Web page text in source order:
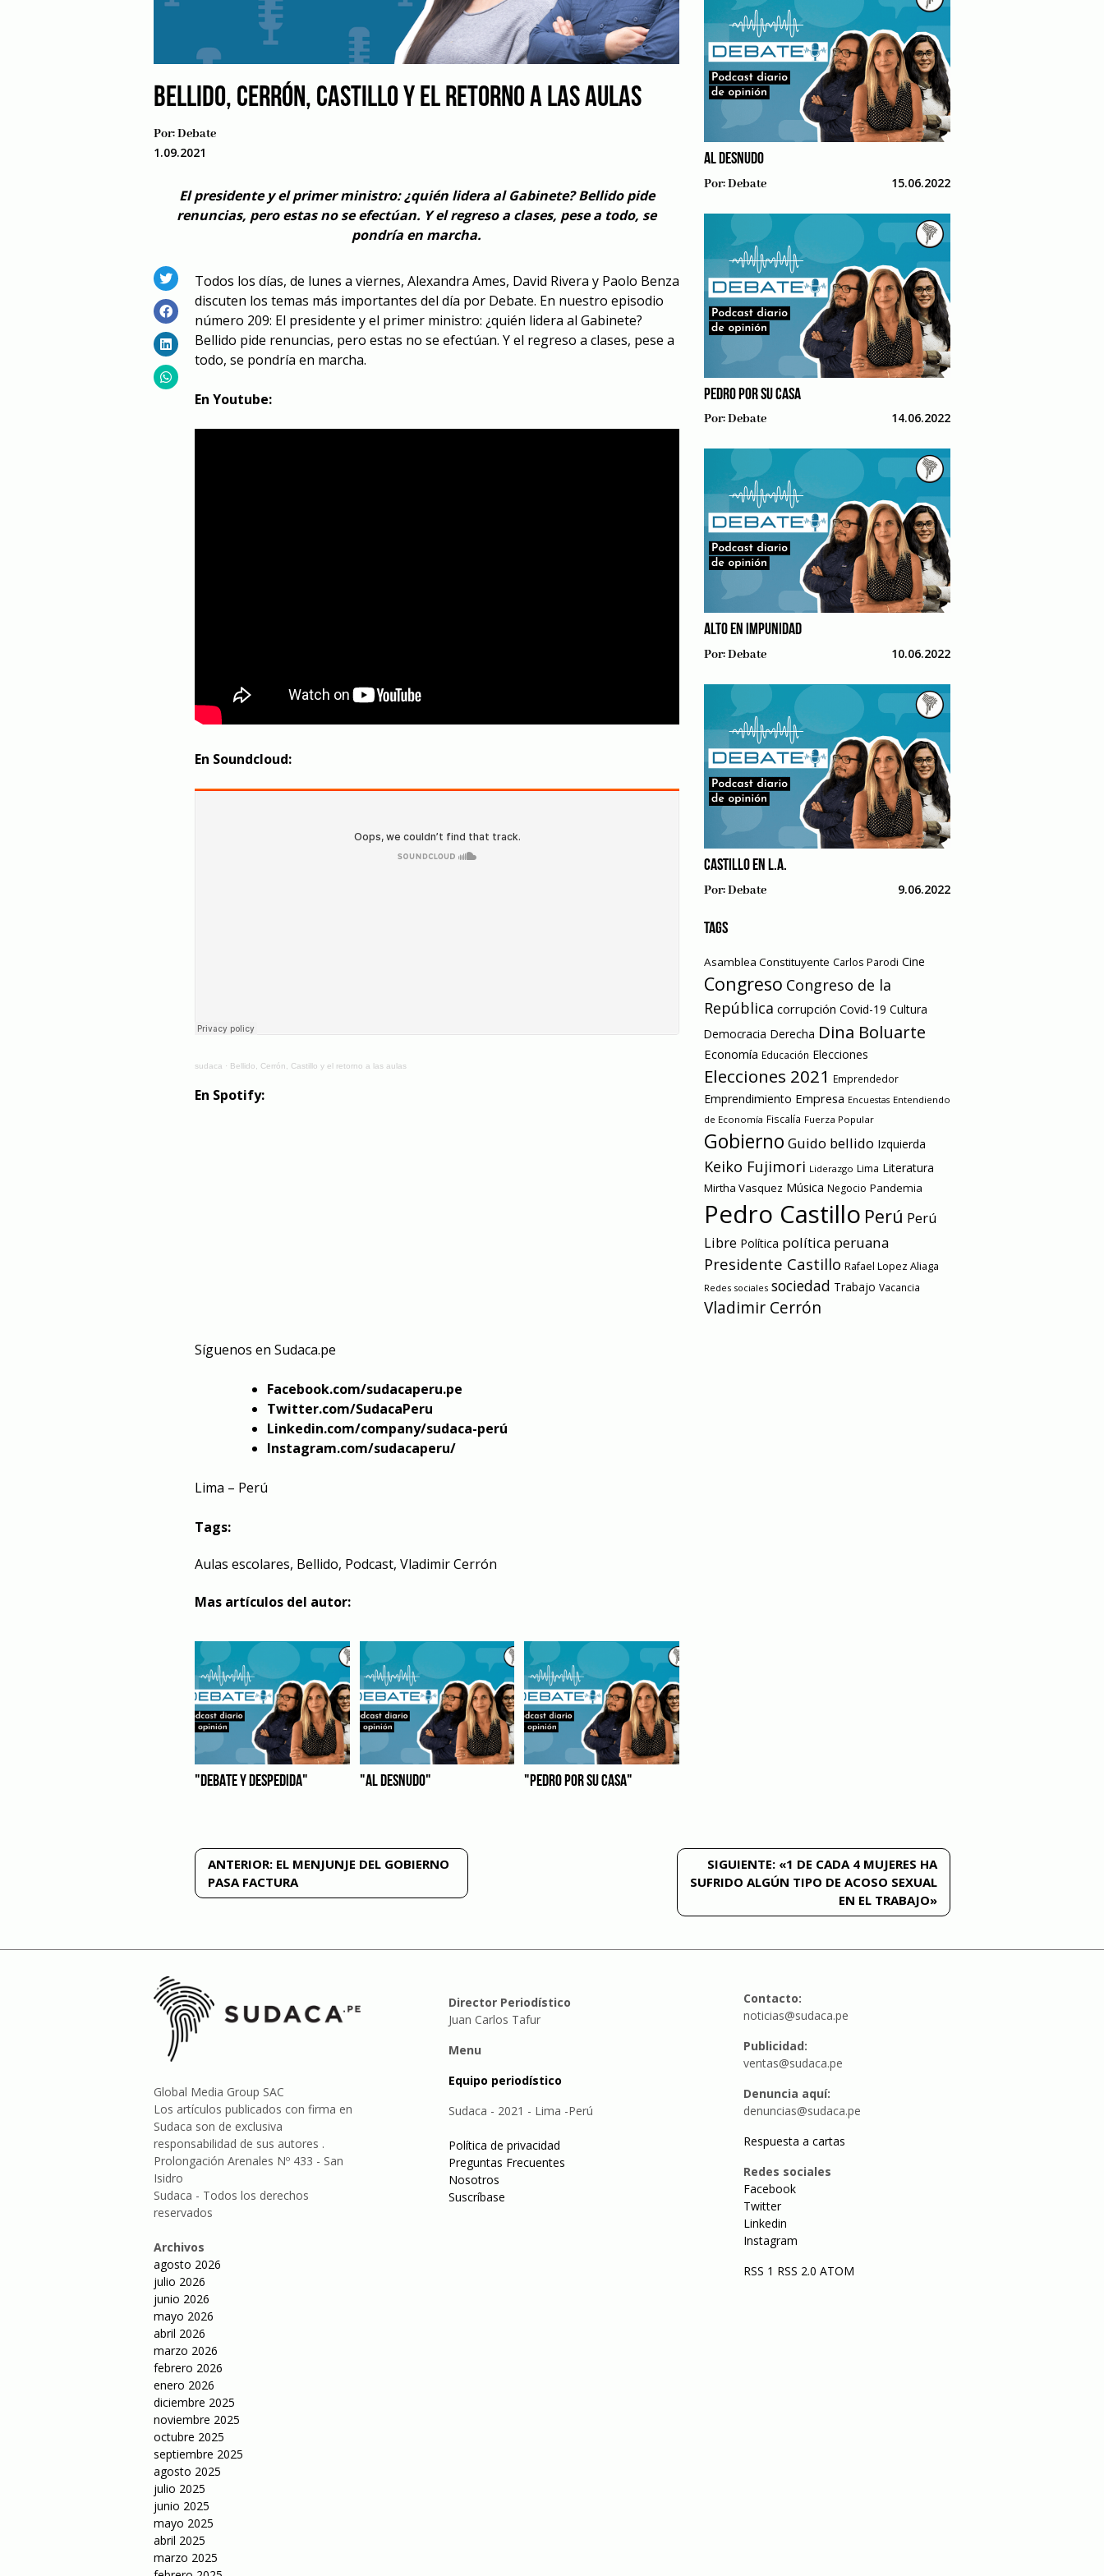
BELLIDO, CERRÓN, CASTILLO Y EL RETORNO A LAS AULAS
Por:Debate
1.09.2021
El presidente y el primer ministro: ¿quién lidera al Gabinete? Bellido pide
renuncias, pero estas no se efectúan. Y el regreso a clases, pese a todo, se
pondría en marcha.
Todos los días, de lunes a viernes, Alexandra Ames, David Rivera y Paolo Benza
discuten los temas más importantes del día por Debate. En nuestro episodio
número 209: El presidente y el primer ministro: ¿quién lidera al Gabinete?
Bellido pide renuncias, pero estas no se efectúan. Y el regreso a clases, pese a
todo, se pondría en marcha.
En Youtube:
En Soundcloud:
sudaca · Bellido, Cerrón, Castillo y el retorno a las aulas
En Spotify:
Síguenos en Sudaca.pe
Facebook.com/sudacaperu.pe
Twitter.com/SudacaPeru
Linkedin.com/company/sudaca-perú
Instagram.com/sudacaperu/
Lima – Perú
Tags:
Aulas escolares, Bellido, Podcast, Vladimir Cerrón
Mas artículos del autor:
"DEBATE Y DESPEDIDA" "AL DESNUDO" "PEDRO POR SU CASA"
AL DESNUDO
Por:Debate 15.06.2022
PEDRO POR SU CASA
Por:Debate 14.06.2022
ALTO EN IMPUNIDAD
Por:Debate 10.06.2022
CASTILLO EN L.A.
Por:Debate 9.06.2022
TAGS
Asamblea Constituyente Carlos Parodi Cine
Congreso Congreso de la
República corrupción Covid-19 Cultura
Democracia Derecha Dina Boluarte
Economía Educación Elecciones
Elecciones 2021 Emprendedor
Emprendimiento Empresa Encuestas Entendiendo
de Economía Fiscalía Fuerza Popular
Gobierno Guido bellido Izquierda
Keiko Fujimori Liderazgo Lima Literatura
Mirtha Vasquez Música Negocio Pandemia
Pedro Castillo Perú Perú
Libre Política política peruana
Presidente Castillo Rafael Lopez Aliaga
Redes sociales sociedad Trabajo Vacancia
Vladimir Cerrón
Navegación
de
ANTERIOR: EL MENJUNJE DEL GOBIERNO
PASA FACTURA
SIGUIENTE: «1 DE CADA 4 MUJERES HA
SUFRIDO ALGÚN TIPO DE ACOSO SEXUAL
EN EL TRABAJO»
Global Media Group SAC
Los artículos publicados con firma en
Sudaca son de exclusiva
responsabilidad de sus autores .
Prolongación Arenales Nº 433 - San
Isidro
Sudaca - Todos los derechos
reservados
Archivos
agosto 2026
julio 2026
junio 2026
mayo 2026
abril 2026
marzo 2026
febrero 2026
enero 2026
diciembre 2025
noviembre 2025
octubre 2025
septiembre 2025
agosto 2025
julio 2025
junio 2025
mayo 2025
abril 2025
marzo 2025
Director Periodístico
Juan Carlos Tafur
Menu
Equipo periodístico
Sudaca - 2021 - Lima -Perú
Política de privacidad
Preguntas Frecuentes
Nosotros
Suscríbase
Contacto:
noticias@sudaca.pe
Publicidad:
ventas@sudaca.pe
Denuncia aquí:
denuncias@sudaca.pe
Respuesta a cartas
Redes sociales
Facebook
Twitter
Linkedin
Instagram
RSS 1 RSS 2.0 ATOM